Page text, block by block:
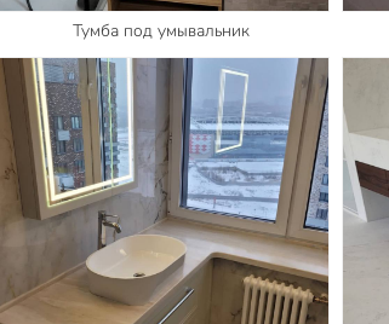
Тумба под умывальник